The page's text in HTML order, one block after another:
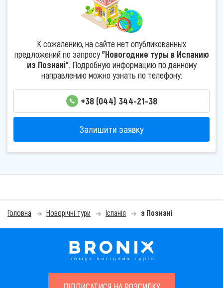
К сожалению, на сайте нет опубликованных
предложений по запросу"Новогодние туры в Испанию
из Познані". Подробную информацию по данному
направлению можно узнать по телефону:
+38 (044) 344-21-38
Залишити заявку
Головна Новорічні тури Іспанія з Познані